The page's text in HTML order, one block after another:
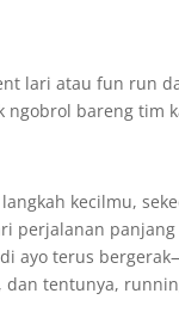
lari atau fun run
ngobrol bareng tim
kecilmu,
perjalanan
ayo terus
dan tentunya,